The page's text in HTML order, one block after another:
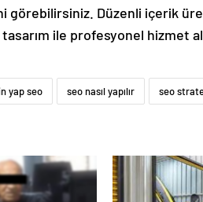
görebilirsiniz. Düzenli içerik
tasarım ile profesyonel hizmet
yap seo seo nasıl yapılır seo